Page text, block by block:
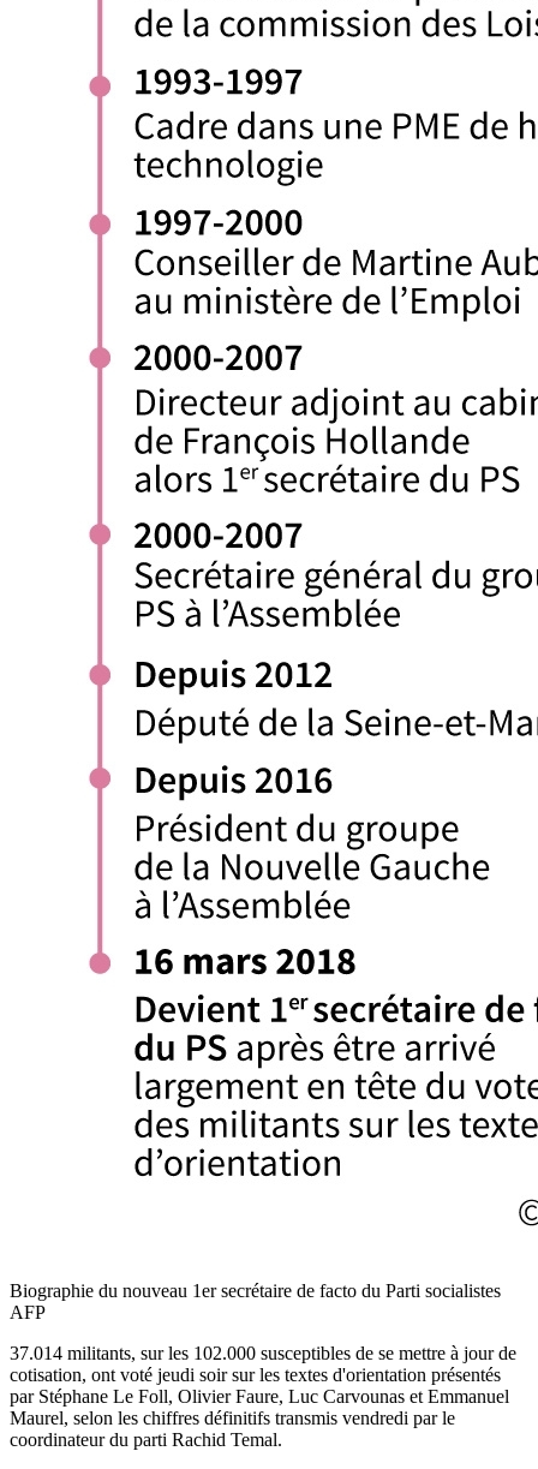
Biographie du nouveau 1er secrétaire de facto du Parti socialistes
AFP
37.014 militants, sur les 102.000 susceptibles de se mettre à jour de
cotisation, ont voté jeudi soir sur les textes d'orientation présentés
par Stéphane Le Foll, Olivier Faure, Luc Carvounas et Emmanuel
Maurel, selon les chiffres définitifs transmis vendredi par le
coordinateur du parti Rachid Temal.